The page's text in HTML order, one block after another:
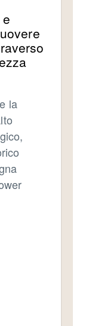
la